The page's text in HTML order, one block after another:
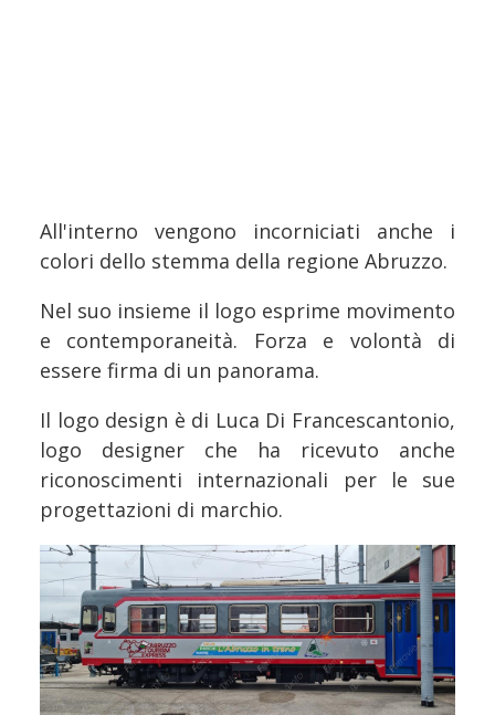
All'interno vengono incorniciati anche i
colori dello stemma della regione Abruzzo.
Nel suo insieme il logo esprime movimento
e contemporaneità. Forza e volontà di
essere firma di un panorama.
Il logo design è di Luca Di Francescantonio,
logo designer che ha ricevuto anche
riconoscimenti internazionali per le sue
progettazioni di marchio.